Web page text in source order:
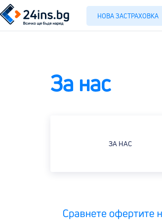
НОВА ЗАСТРАХОВКА
За нас
ЗА НАС